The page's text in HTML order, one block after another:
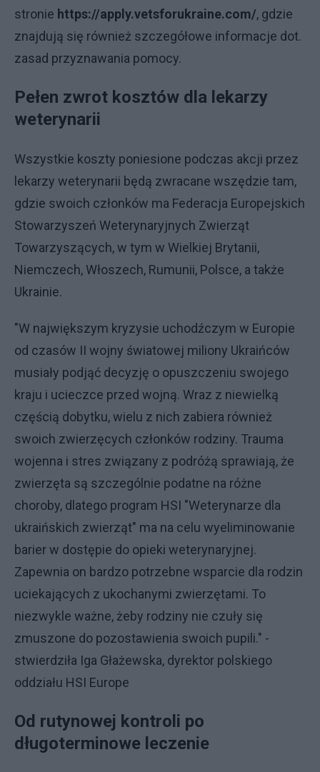
stronie https://apply.vetsforukraine.com/, gdzie
znajdują się również szczegółowe informacje dot.
zasad przyznawania pomocy.
Pełen zwrot kosztów dla lekarzy
weterynarii
Wszystkie koszty poniesione podczas akcji przez
lekarzy weterynarii będą zwracane wszędzie tam,
gdzie swoich członków ma Federacja Europejskich
Stowarzyszeń Weterynaryjnych Zwierząt
Towarzyszących, w tym w Wielkiej Brytanii,
Niemczech, Włoszech, Rumunii, Polsce, a także
Ukrainie.
"W największym kryzysie uchodźczym w Europie
od czasów II wojny światowej miliony Ukraińców
musiały podjąć decyzję o opuszczeniu swojego
kraju i ucieczce przed wojną. Wraz z niewielką
częścią dobytku, wielu z nich zabiera również
swoich zwierzęcych członków rodziny. Trauma
wojenna i stres związany z podróżą sprawiają, że
zwierzęta są szczególnie podatne na różne
choroby, dlatego program HSI "Weterynarze dla
ukraińskich zwierząt" ma na celu wyeliminowanie
barier w dostępie do opieki weterynaryjnej.
Zapewnia on bardzo potrzebne wsparcie dla rodzin
uciekających z ukochanymi zwierzętami. To
niezwykle ważne, żeby rodziny nie czuły się
zmuszone do pozostawienia swoich pupili." -
stwierdziła Iga Głażewska, dyrektor polskiego
oddziału HSI Europe
Od rutynowej kontroli po
długoterminowe leczenie